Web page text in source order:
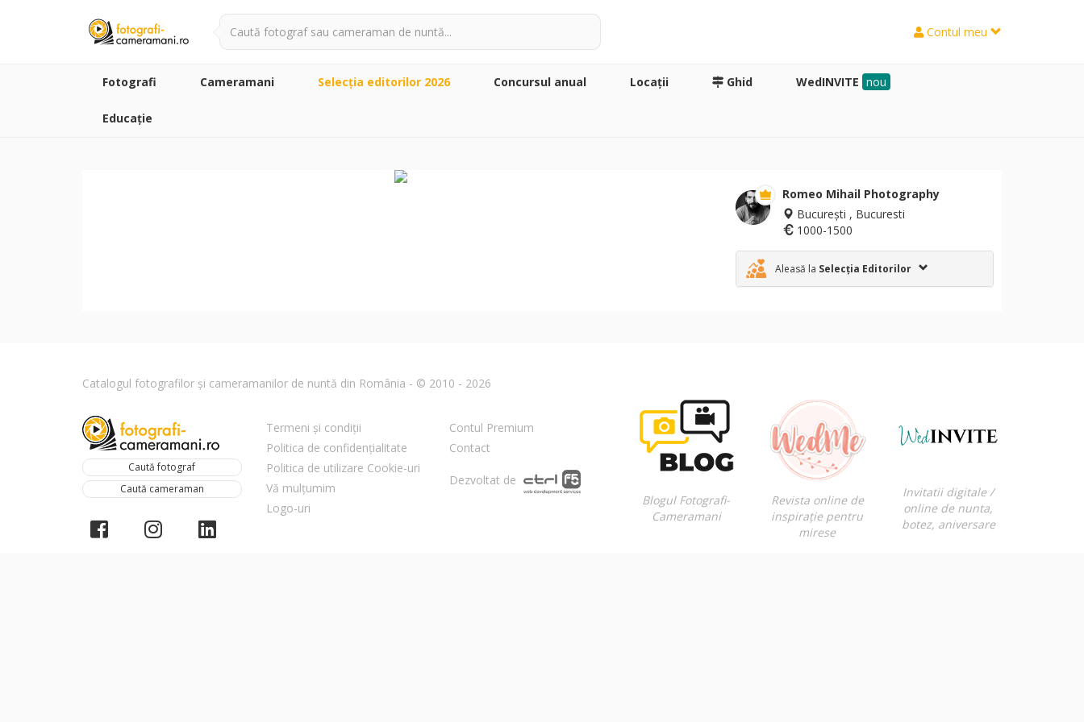
Contul meu
Fotografi Cameramani Selecţia editorilor 2026 Concursul anual Locaţii Ghid WedINVITE nou
Educație
Romeo Mihail Photography
București , Bucuresti
1000-1500
Aleasă la Selecția Editorilor
Catalogul fotografilor și cameramanilor de nuntă din România - © 2010 - 2026
Caută fotograf
Caută cameraman
Termeni și condiții
Politica de confidențialitate
Politica de utilizare Cookie-uri
Vă mulțumim
Logo-uri
Contul Premium
Contact
Dezvoltat de
Blogul Fotografi-
Cameramani
Revista online de
inspirație pentru
mirese
Invitatii digitale /
online de nunta,
botez, aniversare